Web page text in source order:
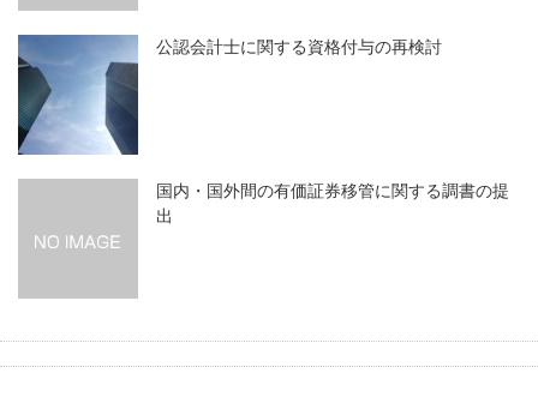
公認会計士に関する資格付与の再検討
国内・国外間の有価証券移管に関する調書の提
出